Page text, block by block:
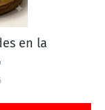
en la